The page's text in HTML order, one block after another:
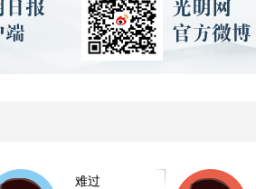
难过